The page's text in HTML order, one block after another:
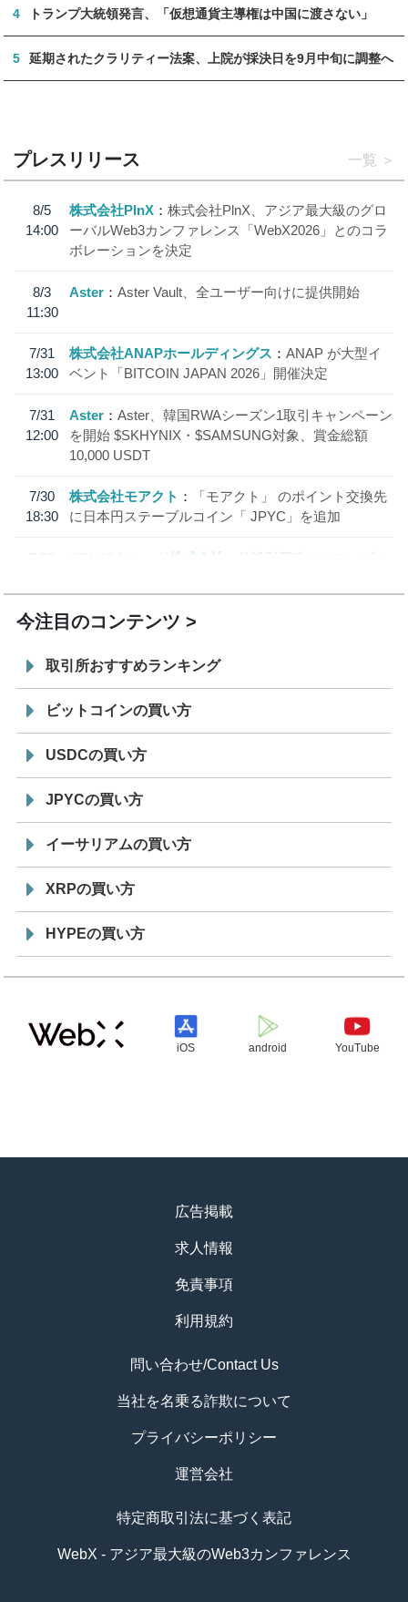
4 トランプ大統領発言、「仮想通貨主導権は中国に渡さない」
5 延期されたクラリティー法案、上院が採決日を9月中旬に調整へ
プレスリリース 一覧
8/5
14:00
株式会社PlnX
株式会社PlnX、アジア最大級のグロ
ーバルWeb3カンファレンス「WebX2026」とのコラ
ボレーションを決定
8/3
11:30
Aster Aster Vault、全ユーザー向けに提供開始
7/31
13:00
株式会社ANAPホールディングス
ANAP が大型イ
ベント「BITCOIN JAPAN 2026」開催決定
7/31
12:00
Aster
Aster、韓国RWAシーズン1取引キャンペーン
を開始 $SKHYNIX・$SAMSUNG対象、賞金総額
10,000 USDT
7/30
18:30
株式会社モアクト
「モアクト」 のポイント交換先
に日本円ステーブルコイン「 JPYC」を追加
7/29
SBI VCトレード株式会社
信託型円建てステーブル
今注目のコンテンツ
取引所おすすめランキング
ビットコインの買い方
USDCの買い方
JPYCの買い方
イーサリアムの買い方
XRPの買い方
HYPEの買い方
iOS android YouTube
広告掲載
求人情報
免責事項
利用規約
問い合わせ/Contact Us
当社を名乗る詐欺について
プライバシーポリシー
運営会社
特定商取引法に基づく表記
WebX - アジア最大級のWeb3カンファレンス